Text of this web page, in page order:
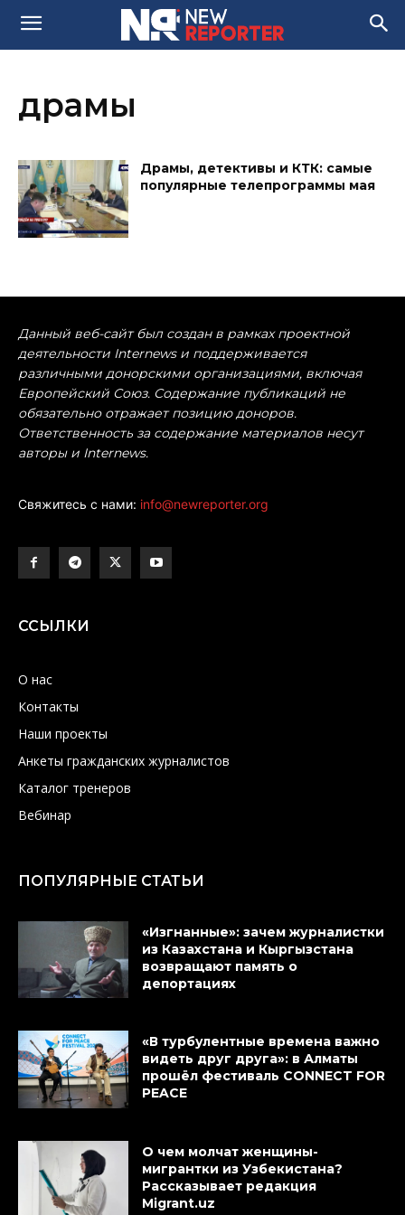
драмы
Драмы, детективы и КТК: самые
популярные телепрограммы мая
Данный веб-сайт был создан в рамках проектной
деятельности Internews и поддерживается
различными донорскими организациями, включая
Европейский Союз. Содержание публикаций не
обязательно отражает позицию доноров.
Ответственность за содержание материалов несут
авторы и Internews.
Свяжитесь с нами: info@newreporter.org
ССЫЛКИ
О нас
Контакты
Наши проекты
Анкеты гражданских журналистов
Каталог тренеров
Вебинар
ПОПУЛЯРНЫЕ СТАТЬИ
«Изгнанные»: зачем журналистки
из Казахстана и Кыргызстана
возвращают память о
депортациях
«В турбулентные времена важно
видеть друг друга»: в Алматы
прошёл фестиваль CONNECT FOR
PEACE
О чем молчат женщины-
мигрантки из Узбекистана?
Рассказывает редакция
Migrant.uz